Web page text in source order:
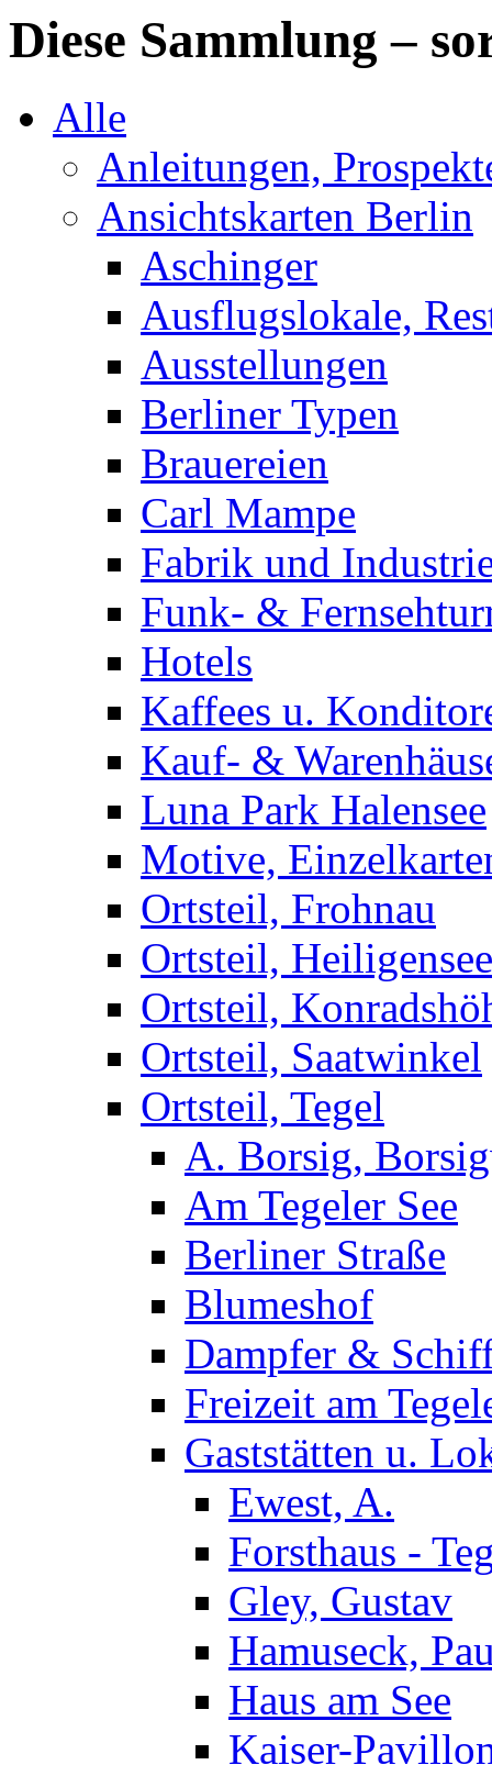
Diese Sammlung –
Alle
Anleitungen,
Ansichtskarten Berlin
Aschinger
Ausflugslokale,
Ausstellungen
Berliner Typen
Brauereien
Carl Mampe
Fabrik und
Funk- &
Hotels
Kaffees u.
Kauf- &
Luna Park Halensee
Motive,
Ortsteil, Frohnau
Ortsteil, Heiligensee
Ortsteil,
Ortsteil, Saatwinkel
Ortsteil, Tegel
A. Borsig,
Am Tegeler See
Berliner Straße
Blumeshof
Dampfer &
Freizeit am
Gaststätten u.
Ewest, A.
Forsthaus -
Gley, Gustav
Hamuseck,
Haus am See
Kaiser-